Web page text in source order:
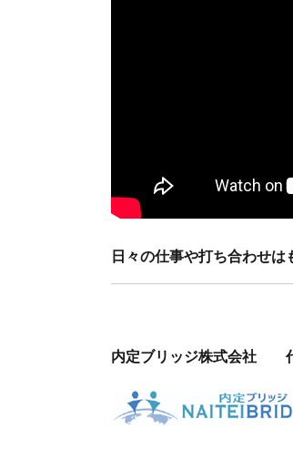
日々の仕事や打ち合わせ
内定ブリッジ株式会社